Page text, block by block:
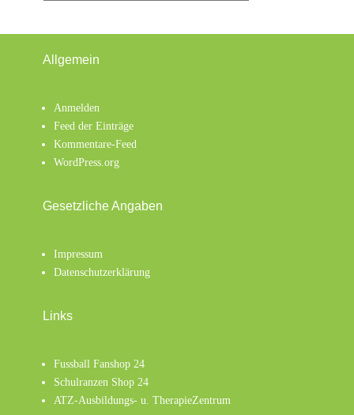
Allgemein
Anmelden
Feed der Einträge
Kommentare-Feed
WordPress.org
Gesetzliche Angaben
Impressum
Datenschutzerklärung
Links
Fussball Fanshop 24
Schulranzen Shop 24
ATZ-Ausbildungs- u. TherapieZentrum